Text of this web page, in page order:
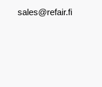
sales@refair.fi